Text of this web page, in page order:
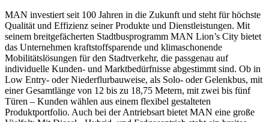
MAN investiert seit 100 Jahren in die Zukunft und steht für höchste
Qualität und Effizienz seiner Produkte und Dienstleistungen. Mit
seinem breitgefächerten Stadtbusprogramm MAN Lion’s City bietet
das Unternehmen kraftstoffsparende und klimaschonende
Mobilitätslösungen für den Stadtverkehr, die passgenau auf
individuelle Kunden- und Marktbedürfnisse abgestimmt sind. Ob in
Low Entry- oder Niederflurbauweise, als Solo- oder Gelenkbus, mit
einer Gesamtlänge von 12 bis zu 18,75 Metern, mit zwei bis fünf
Türen – Kunden wählen aus einem flexibel gestalteten
Produktportfolio. Auch bei der Antriebsart bietet MAN eine große